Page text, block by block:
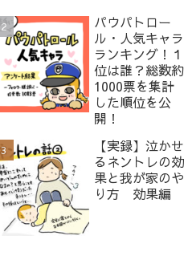
パウパトロー
ル・人気キャラ
ランキング！１
位は誰？総数約
1000票を集計
した順位を公
開！
【実録】泣かせ
るネントレの効
果と我が家のや
り方 効果編